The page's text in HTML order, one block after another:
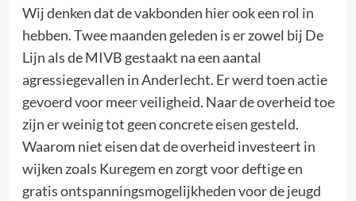
Wij denken dat de vakbonden hier ook een rol in
hebben. Twee maanden geleden is er zowel bij De
Lijn als de MIVB gestaakt na een aantal
agressiegevallen in Anderlecht. Er werd toen actie
gevoerd voor meer veiligheid. Naar de overheid toe
zijn er weinig tot geen concrete eisen gesteld.
Waarom niet eisen dat de overheid investeert in
wijken zoals Kuregem en zorgt voor deftige en
gratis ontspanningsmogelijkheden voor de jeugd